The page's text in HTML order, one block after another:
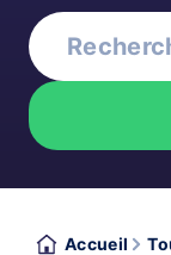
Accueil